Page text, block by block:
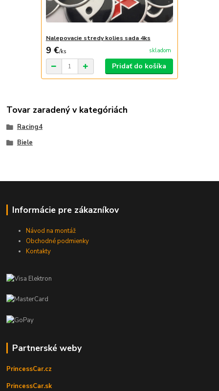
Nalepovacie stredy kolies sada 4ks
9 €/ks skladom
Pridať do košíka
Tovar zaradený v kategóriách
Racing4
Biele
Informácie pre zákazníkov
Návod na montáž
Obchodné podmienky
Kontakty
Partnerské weby
PrincessCar.cz
PrincessCar.sk